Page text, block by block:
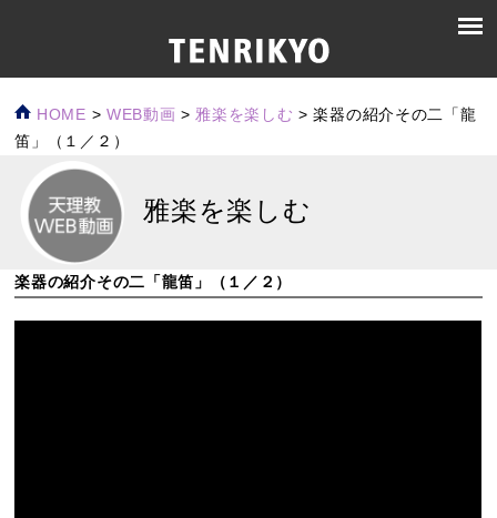
HOME > WEB動画 >雅楽を楽しむ >楽器の紹介その二「龍
笛」（１／２）
雅楽を楽しむ
楽器の紹介その二「龍笛」（１／２）